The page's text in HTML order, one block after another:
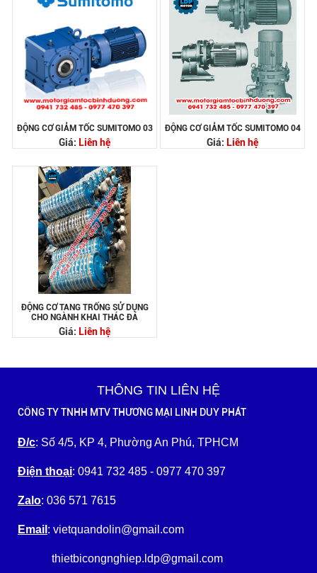
ĐỘNG CƠ GIẢM TỐC SUMITOMO 03
Giá: Liên hệ
ĐỘNG CƠ GIẢM TỐC SUMITOMO 04
Giá: Liên hệ
ĐỘNG CƠ TANG TRỐNG SỬ DỤNG
CHO NGÀNH KHAI THÁC ĐÁ
Giá: Liên hệ
THÔNG TIN LIÊN HỆ
CÔNG TY TNHH MTV THƯƠNG MẠI LINH DUY PHÁT
Đ/c: Số 4/5, KP 4, Phường An Phú, TPHCM
Điện thoại: 0941 732 485 - 0977 470 397
Zalo: 036 571 7615
Email : vietquandolin@gmail.com
thietbicongnghiep.ldp@gmail.com